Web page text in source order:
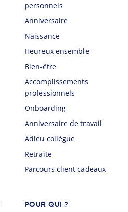
personnels
Anniversaire
Naissance
Heureux ensemble
Bien-être
Accomplissements
professionnels
Onboarding
Anniversaire de travail
Adieu collègue
Retraite
Parcours client cadeaux
POUR QUI ?